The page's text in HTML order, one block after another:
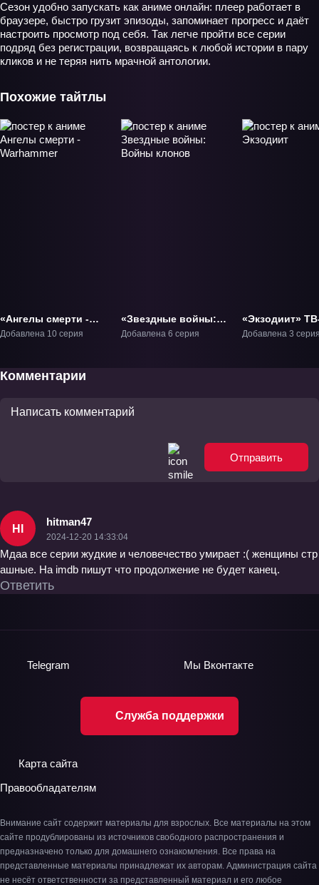
Сезон удобно запускать как аниме онлайн: плеер работает в
браузере, быстро грузит эпизоды, запоминает прогресс и даёт
настроить просмотр под себя. Так легче пройти все серии
подряд без регистрации, возвращаясь к любой истории в пару
кликов и не теряя нить мрачной антологии.
Похожие тайтлы
«Ангелы смерти -
Warhammer» ТВ-1
Добавлена 10 серия
«Звездные войны:
Войны клонов» ТВ-1
Добавлена 6 серия
«Экзодиит»
Добавлена 3
Комментарии
Отправить
HI
hitman47
2024-12-20 14:33:04
Мдаа все серии жудкие и человечество умирает :( женщины стр
ашные. На imdb пишут что продолжение не будет канец.
Ответить
Служба поддержки
Telegram Мы Вконтакте
Карта сайта
Правообладателям
Внимание сайт содержит материалы для взрослых. Все материалы на этом
сайте продублированы из источников свободного распространения и
предназначено только для домашнего ознакомления. Все права на
представленные материалы принадлежат их авторам. Администрация сайта
не несёт ответственности за представленный материал и его любое